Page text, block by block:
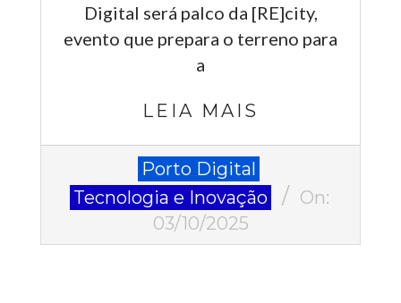
Digital será palco da [RE]city,
evento que prepara o terreno para
a
LEIA MAIS
Porto Digital
Tecnologia e Inovação
On:
03/10/2025